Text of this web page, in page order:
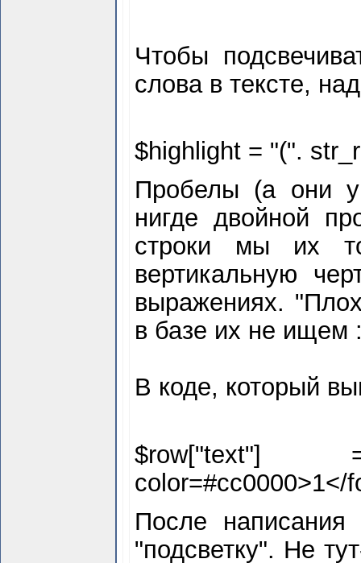
Чтобы
слова в тексте,
$highlight = "(".
Пробелы (а они
нигде двойной
строки мы их
вертикальную
выражениях.
в базе их не ищем
В коде, который
$row["text"]
color=#cc0000>1</
После
"подсветку". Не